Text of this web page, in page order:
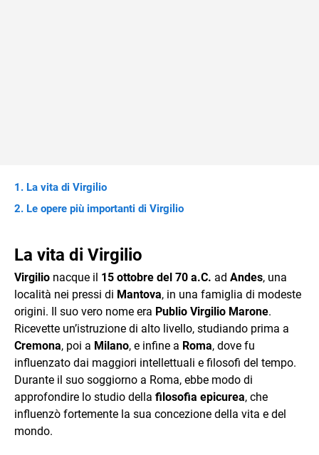
La vita di Virgilio
Le opere più importanti di Virgilio
La vita di Virgilio
Virgilio nacque il 15 ottobre del 70 a.C. ad Andes, una
località nei pressi di Mantova, in una famiglia di modeste
origini. Il suo vero nome era Publio Virgilio Marone.
Ricevette un’istruzione di alto livello, studiando prima a
Cremona, poi a Milano, e infine a Roma, dove fu
influenzato dai maggiori intellettuali e filosofi del tempo.
Durante il suo soggiorno a Roma, ebbe modo di
approfondire lo studio della filosofia epicurea, che
influenzò fortemente la sua concezione della vita e del
mondo.